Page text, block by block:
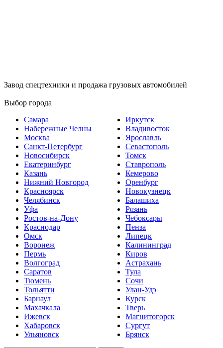
Завод спецтехники и продажа грузовых автомобилей
Выбор города
Самара
Набережные Челны
Москва
Санкт-Петербург
Новосибирск
Екатеринбург
Казань
Нижний Новгород
Красноярск
Челябинск
Уфа
Ростов-на-Дону
Краснодар
Омск
Воронеж
Пермь
Волгоград
Саратов
Тюмень
Тольятти
Барнаул
Махачкала
Ижевск
Хабаровск
Ульяновск
Иркутск
Владивосток
Ярославль
Севастополь
Томск
Ставрополь
Кемерово
Оренбург
Новокузнецк
Балашиха
Рязань
Чебоксары
Пенза
Липецк
Калининград
Киров
Астрахань
Тула
Сочи
Улан-Удэ
Курск
Тверь
Магнитогорск
Сургут
Брянск